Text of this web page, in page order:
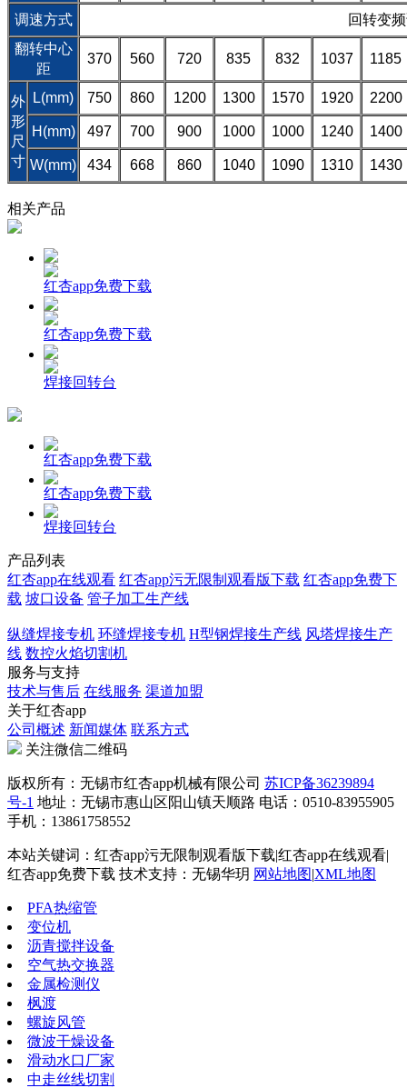
调速方式
回转变
翻转中心
距
370 560 720 835 832 1037 1185
外
形
尺
寸
L(mm) 750 860 1200 1300 1570 1920 2200
H(mm) 497 700 900 1000 1000 1240 1400
W(mm) 434 668 860 1040 1090 1310 1430
相关产品
红杏app免费下载
红杏app免费下载
焊接回转台
红杏app免费下载
红杏app免费下载
焊接回转台
产品列表
红杏app在线观看 红杏app污无限制观看版下载 红杏app免费下
载 坡口设备 管子加工生产线
纵缝焊接专机 环缝焊接专机 H型钢焊接生产线 风塔焊接生产
线 数控火焰切割机
服务与支持
技术与售后 在线服务 渠道加盟
关于红杏app
公司概述 新闻媒体 联系方式
关注微信二维码
版权所有：无锡市红杏app机械有限公司 苏ICP备36239894
号-1 地址：无锡市惠山区阳山镇天顺路 电话：0510-83955905
手机：13861758552
本站关键词：红杏app污无限制观看版下载|红杏app在线观看|
红杏app免费下载 技术支持：无锡华玥 网站地图|XML地图
PFA热缩管
变位机
沥青搅拌设备
空气热交换器
金属检测仪
枫渡
螺旋风管
微波干燥设备
滑动水口厂家
中走丝线切割